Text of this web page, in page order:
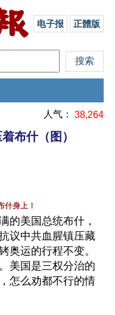
电子报 正體版
人气： 38,264
布什（图）
什身上！
的美国总统布什，
议中共血腥镇压藏
奥运的行程不变。
美国是三权分治的
怎么劝都不行的情